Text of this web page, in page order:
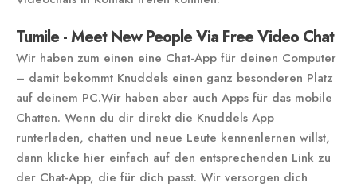
Tumile - Meet New People Via Free Video Chat
Wir haben zum einen eine Chat-App für deinen Computer
– damit bekommt Knuddels einen ganz besonderen Platz
auf deinem PC.Wir haben aber auch Apps für das mobile
Chatten. Wenn du dir direkt die Knuddels App
runterladen, chatten und neue Leute kennenlernen willst,
dann klicke hier einfach auf den entsprechenden Link zu
der Chat-App, die für dich passt. Wir versorgen dich